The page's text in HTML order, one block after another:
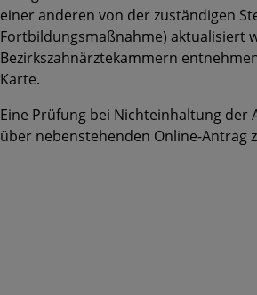
einer anderen von der zuständigen
Fortbildungsmaßnahme) aktualisiert
Bezirkszahnärztekammern
Karte.
Eine Prüfung bei Nichteinhaltung der
über nebenstehenden Online-Antrag